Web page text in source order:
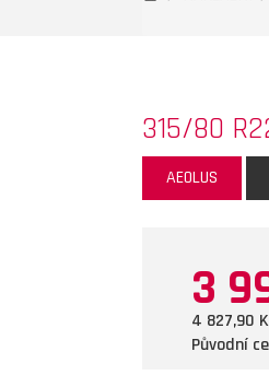
315/80
AEOLUS
3
4 827,90
Původní